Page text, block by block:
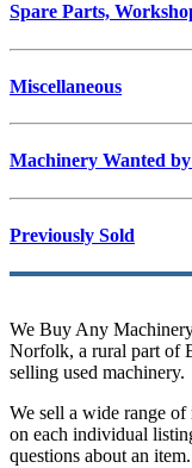
Spare Parts,
Miscellaneous
Machinery Wanted
Previously Sold
We Buy Any
Norfolk, a rural part of
selling used machinery.
We sell a wide range
on each individual
questions about an item.